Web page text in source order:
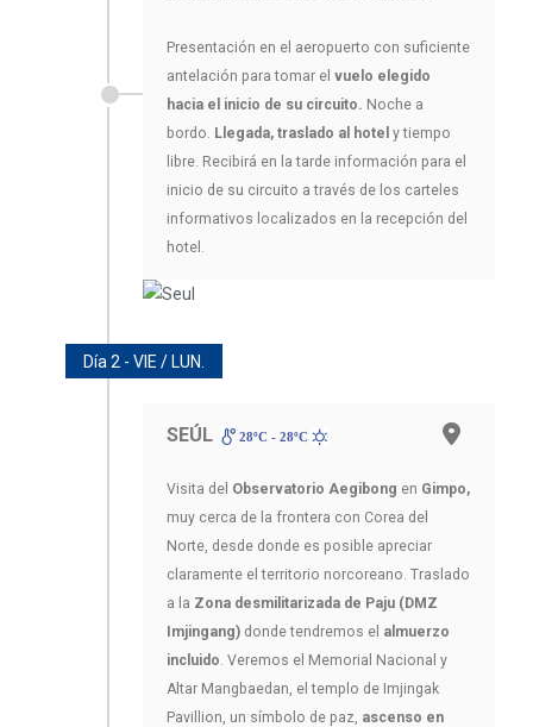
Presentación en el aeropuerto con suficiente
antelación para tomar el vuelo elegido
hacia el inicio de su circuito. Noche a
bordo. Llegada, traslado al hotel y tiempo
libre. Recibirá en la tarde información para el
inicio de su circuito a través de los carteles
informativos localizados en la recepción del
hotel.
Día 2 - VIE / LUN.
SEÚL 28ºC - 28ºC
Visita del Observatorio Aegibong en Gimpo,
muy cerca de la frontera con Corea del
Norte, desde donde es posible apreciar
claramente el territorio norcoreano. Traslado
a la Zona desmilitarizada de Paju (DMZ
Imjingang) donde tendremos el almuerzo
incluido. Veremos el Memorial Nacional y
Altar Mangbaedan, el templo de Imjingak
Pavillion, un símbolo de paz, ascenso en